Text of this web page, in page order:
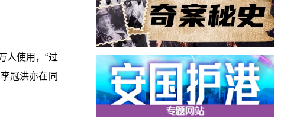
人使用，“过
冠洪亦在同